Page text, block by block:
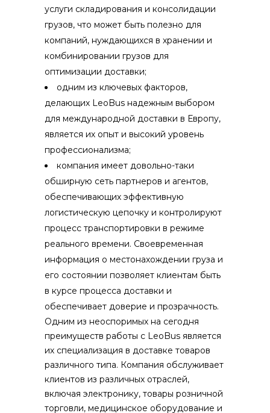
услуги складирования и консолидации
грузов, что может быть полезно для
компаний, нуждающихся в хранении и
комбинировании грузов для
оптимизации доставки;
одним из ключевых факторов,
делающих LeoBus надежным выбором
для международной доставки в Европу,
является их опыт и высокий уровень
профессионализма;
компания имеет довольно-таки
обширную сеть партнеров и агентов,
обеспечивающих эффективную
логистическую цепочку и контролируют
процесс транспортировки в режиме
реального времени. Своевременная
информация о местонахождении груза и
его состоянии позволяет клиентам быть
в курсе процесса доставки и
обеспечивает доверие и прозрачность.
Одним из неоспоримых на сегодня
преимуществ работы с LeoBus является
их специализация в доставке товаров
различного типа. Компания обслуживает
клиентов из различных отраслей,
включая электронику, товары розничной
торговли, медицинское оборудование и